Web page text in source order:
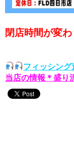
閉店時間が変
フィッシング
当店の情報＊盛り